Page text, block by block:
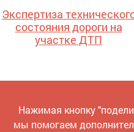
Экспертиза
состояния дороги на
участке ДТП
Нажимая кнопку
мы помогаем